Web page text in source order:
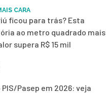
CARA
ficou para trás? Esta
ao metro quadrado mais
supera R$ 15 mil
Pasep em 2026: veja